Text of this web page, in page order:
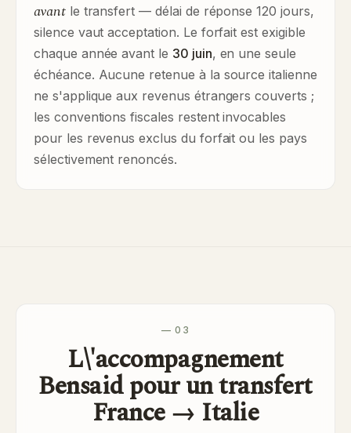
avantle transfert — délai de réponse 120 jours,
silence vaut acceptation. Le forfait est exigible
chaque année avant le 30 juin, en une seule
échéance. Aucune retenue à la source italienne
ne s'applique aux revenus étrangers couverts ;
les conventions fiscales restent invocables
pour les revenus exclus du forfait ou les pays
sélectivement renoncés.
— 03
L\'accompagnement
Bensaid pour un transfert
France → Italie